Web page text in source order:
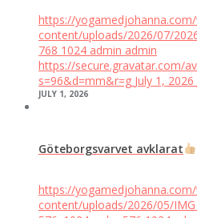
https://
content/uploads/2026/07/
768 1024 admin admin
https://secure.gravatar.com/
s=96&d=mm&r=g July 1, 2026
JULY 1, 2026
Göteborgsvarvet avklarat
https://
content/uploads/2026/05/